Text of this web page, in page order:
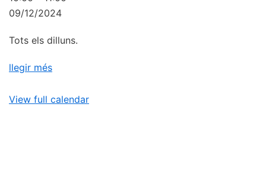
09/12/2024
Tots els dilluns.
llegir més
View full calendar